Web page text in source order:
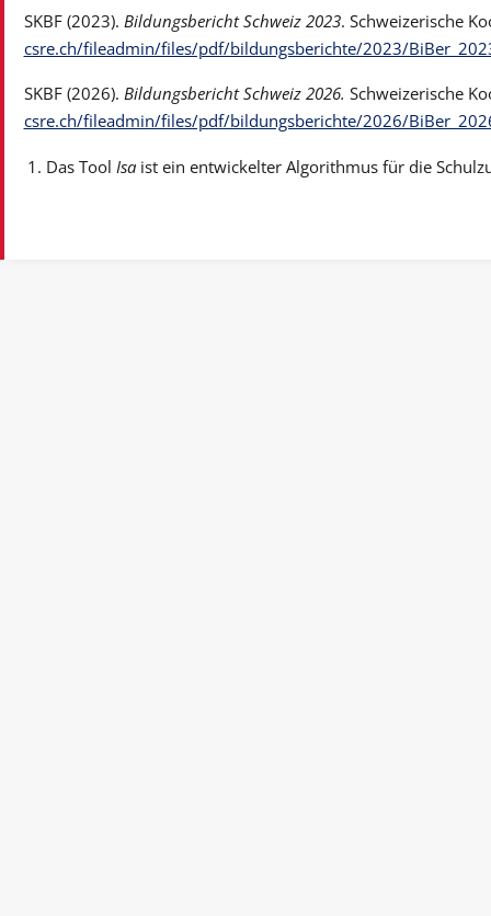
SKBF (2023). Bildungsbericht Schweiz 2023. Schweizerische
csre.ch/fileadmin/files/pdf/bildungsberichte/2023/
SKBF (2026). Bildungsbericht Schweiz 2026. Schweizerische
csre.ch/fileadmin/files/pdf/bildungsberichte/2026/
Das Tool Isa ist ein entwickelter Algorithmus für die